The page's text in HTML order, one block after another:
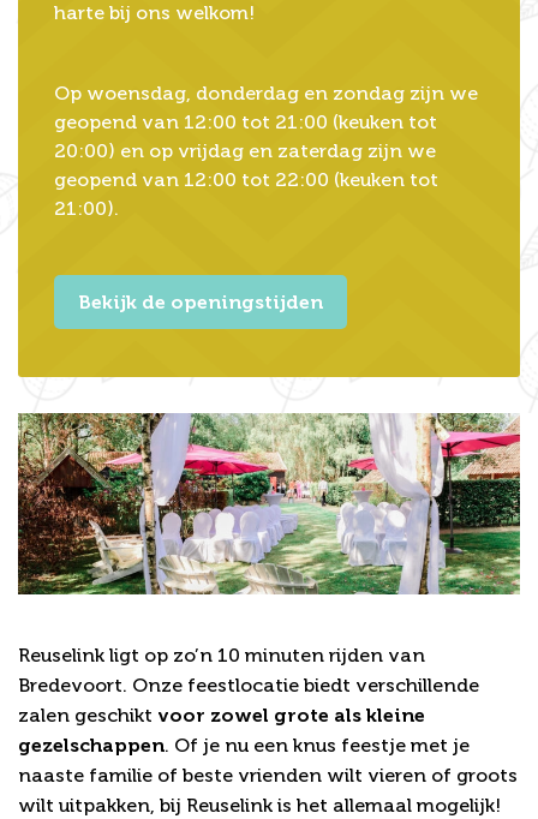
harte bij ons welkom!
Op woensdag, donderdag en zondag zijn we
geopend van 12:00 tot 21:00 (keuken tot
20:00) en op vrijdag en zaterdag zijn we
geopend van 12:00 tot 22:00 (keuken tot
21:00).
Bekijk de openingstijden
Reuselink ligt op zo’n 10 minuten rijden van
Bredevoort. Onze feestlocatie biedt verschillende
zalen geschikt voor zowel grote als kleine
gezelschappen. Of je nu een knus feestje met je
naaste familie of beste vrienden wilt vieren of groots
wilt uitpakken, bij Reuselink is het allemaal mogelijk!